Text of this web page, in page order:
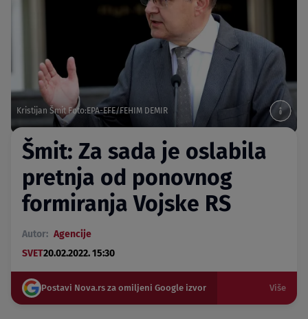
Kristijan Šmit Foto:EPA-EFE/FEHIM DEMIR
Šmit: Za sada je oslabila
pretnja od ponovnog
formiranja Vojske RS
Autor: Agencije
SVET20.02.2022. 15:30
Postavi Nova.rs za omiljeni Google izvor Više